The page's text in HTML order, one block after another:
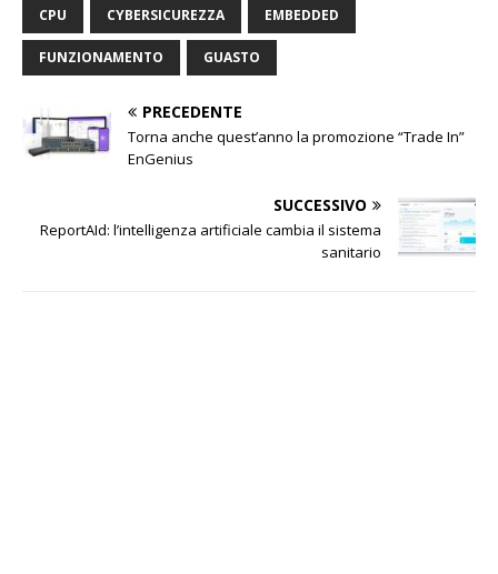
CPU CYBERSICUREZZA EMBEDDED
FUNZIONAMENTO GUASTO
PRECEDENTE
Torna anche quest’anno la promozione “Trade In”
EnGenius
SUCCESSIVO
ReportAId: l’intelligenza artificiale cambia il sistema
sanitario